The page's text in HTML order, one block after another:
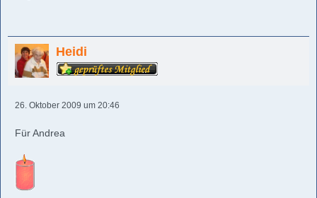
Heidi
26. Oktober 2009 um 20:46
Für Andrea